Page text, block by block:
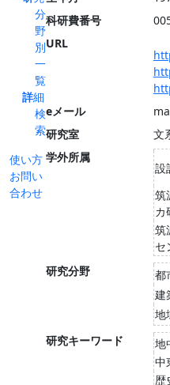
分
野
別
一
覧
詳細
検
索
使い方
お問い
合わせ
科研費番号
URL
eメール
研究室
文
学外所属
設
筑
カ
筑
セ
研究分野
都
建
地
研究キーワード
地
中
歴